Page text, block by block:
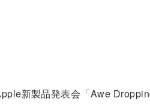
新製品発表会「Awe